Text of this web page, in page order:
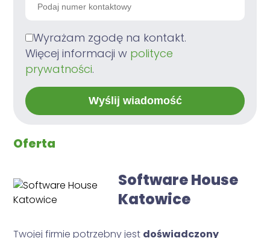
Wyrażam zgodę na kontakt.
Więcej informacji w polityce
prywatności.
Oferta
Software House
Katowice
Twojej firmie potrzebny jest doświadczony